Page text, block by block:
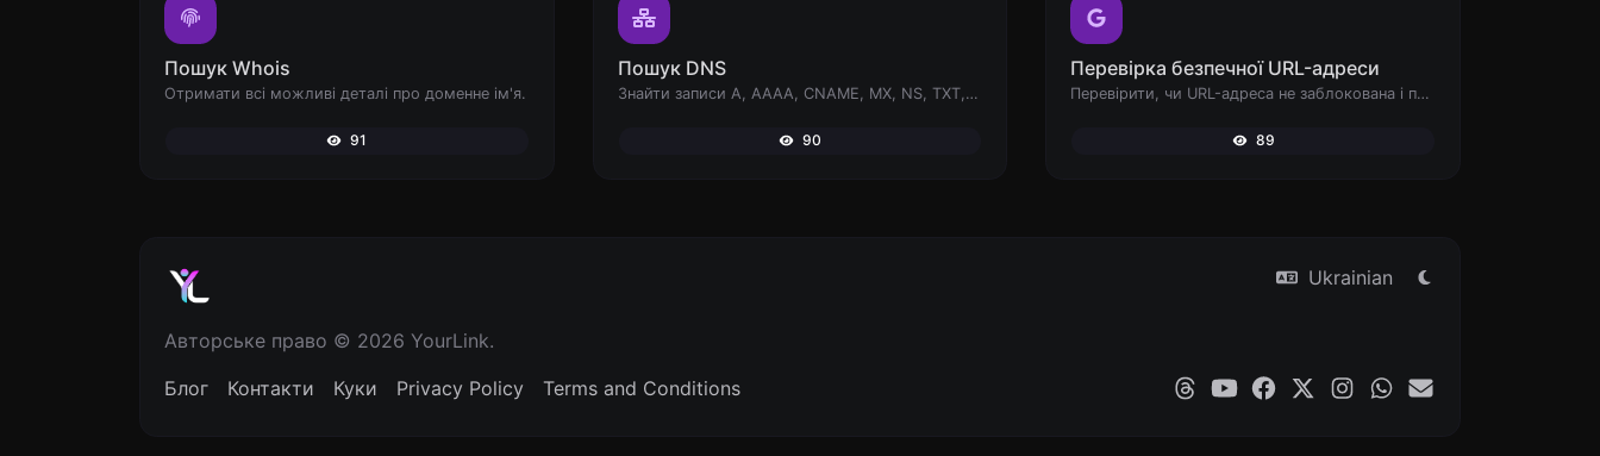
Пошук Whois
Отримати всі можливі деталі про доменне ім'я.
91
Пошук DNS
Знайти записи A, AAAA, CNAME, MX, NS, TXT, SOA DNS хоста.
90
Перевірка безпечної URL-адреси
Перевірити, чи URL-адреса не заблокована і позначена як безпечна/небезпечна Google.
89
Авторське право © 2026 YourLink.
Ukrainian
Блог Контакти Куки Privacy Policy Terms and Conditions